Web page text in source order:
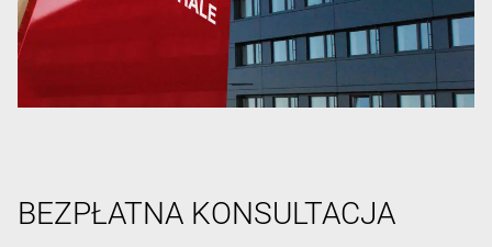
BEZPŁATNA KONSULTACJA